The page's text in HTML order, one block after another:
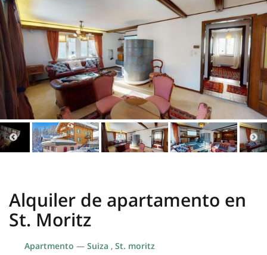
Alquiler de apartamento en
St. Moritz
Apartmento — Suiza , St. moritz